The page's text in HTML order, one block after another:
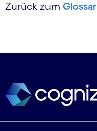
Zurück zum Glossar